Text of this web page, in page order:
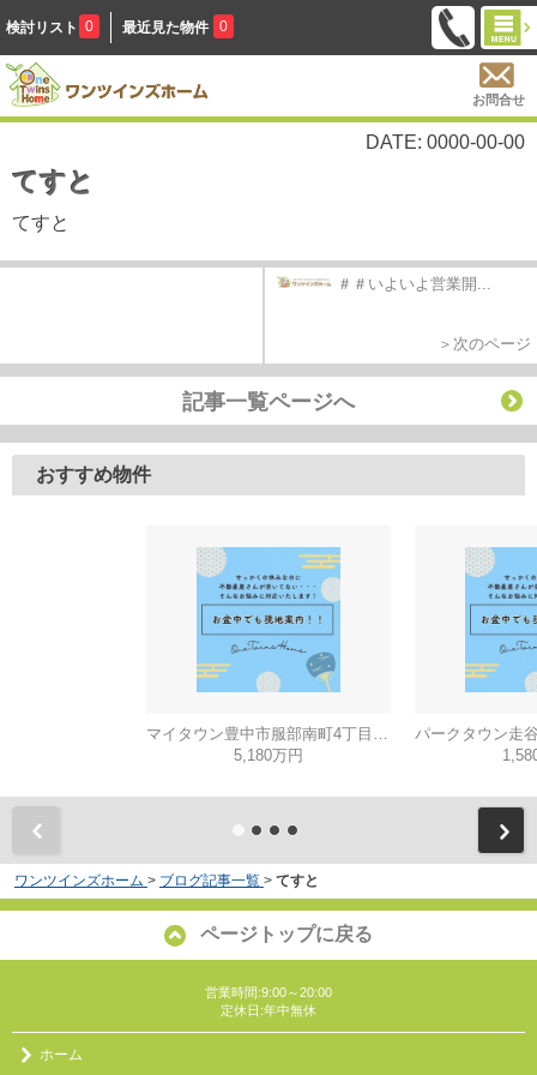
検討リスト 0 最近見た物件 0
お問合せ
DATE: 0000-00-00
てすと
てすと
＃＃いよいよ営業開...
＞次のページ
記事一覧ページへ
おすすめ物件
5,180万円
ワンツインズホーム > ブログ記事一覧 > てすと
ページトップに戻る
営業時間:9:00～20:00
定休日:年中無休
ホーム